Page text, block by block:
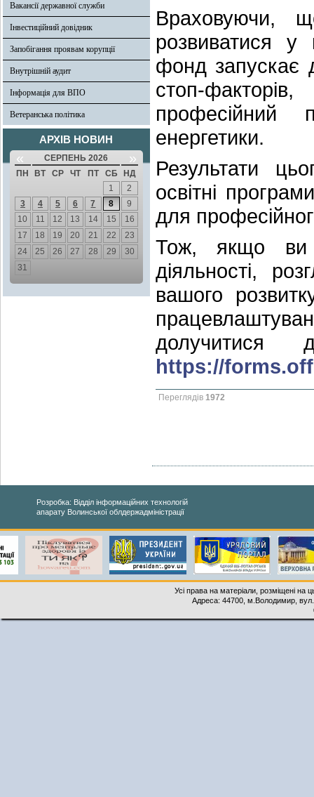
Вакансії державної служби
Інвестиційний довідник
Запобігання проявам корупції
Внутрішній аудит
Інформація для ВПО
Ветеранська політика
АРХІВ НОВИН
« СЕРПЕНЬ 2026 »
ПН ВТ СР ЧТ ПТ СБ
НД
1
2
3
4 5 6 7 8
9
10
11 12 13 14 15
16
17
18 19 20 21 22
23
24
25 26 27 28 29
30
31
Враховуючи,
розвиватися у
фонд запускає
стоп-
професійний
енергетики.
Результати
освітні
для
Тож, якщо ви
діяльності,
вашого
долучитися
https://
Переглядів 1972
Розробка: Відділ інформаційних технологій
апарату Волинської облдержадміністрації
Усі права на матеріали, розміщені на
Адреса: 44700, м.Володимир,